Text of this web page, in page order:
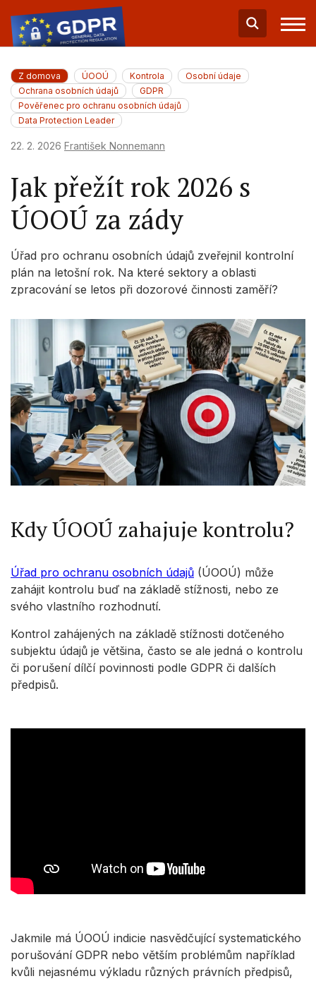
Z domova ÚOOÚ Kontrola
Osobní údaje
Ochrana osobních údajů
GDPR
Pověřenec pro ochranu osobních údajů
Data Protection Leader
22. 2. 2026 František Nonnemann
Jak přežít rok 2026 s
ÚOOÚ za zády
Úřad pro ochranu osobních údajů zveřejnil kontrolní
plán na letošní rok. Na které sektory a oblasti
zpracování se letos při dozorové činnosti zaměří?
Kdy ÚOOÚ zahajuje kontrolu?
Úřad pro ochranu osobních údajů (ÚOOÚ) může
zahájit kontrolu buď na základě stížnosti, nebo ze
svého vlastního rozhodnutí.
Kontrol zahájených na základě stížnosti dotčeného
subjektu údajů je většina, často se ale jedná o kontrolu
či porušení dílčí povinnosti podle GDPR či dalších
předpisů.
Jakmile má ÚOOÚ indicie nasvědčující systematického
porušování GDPR nebo větším problémům například
kvůli nejasnému výkladu různých právních předpisů,